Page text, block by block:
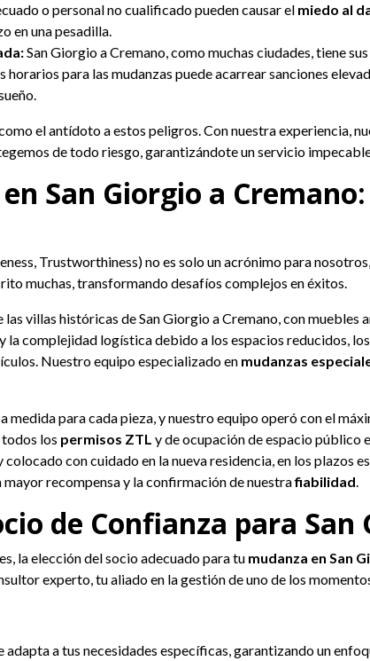
o personal no cualificado pueden causar el miedo al
en una pesadilla.
San Giorgio a Cremano, como muchas ciudades, tiene
horarios para las mudanzas puede acarrear sanciones
el antídoto a estos peligros. Con nuestra experiencia,
de todo riesgo, garantizándote un servicio
San Giorgio a
Trustworthiness) no es solo un acrónimo para
muchas, transformando desafíos complejos en éxitos.
las villas históricas de San Giorgio a Cremano, con
complejidad logística debido a los espacios reducidos,
Nuestro equipo especializado en mudanzas
a medida para cada pieza, y nuestro equipo operó con el
los permisos ZTL y de ocupación de espacio público
con cuidado en la nueva residencia, en los plazos
recompensa y la confirmación de nuestrafiabilidad.
de Confianza para San
la elección del socio adecuado para tu mudanza en San
experto, tu aliado en la gestión de uno de los
adapta a tus necesidades específicas, garantizando un